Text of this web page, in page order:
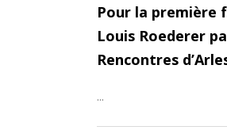
Pour la première
Louis Roederer
Rencontres
...